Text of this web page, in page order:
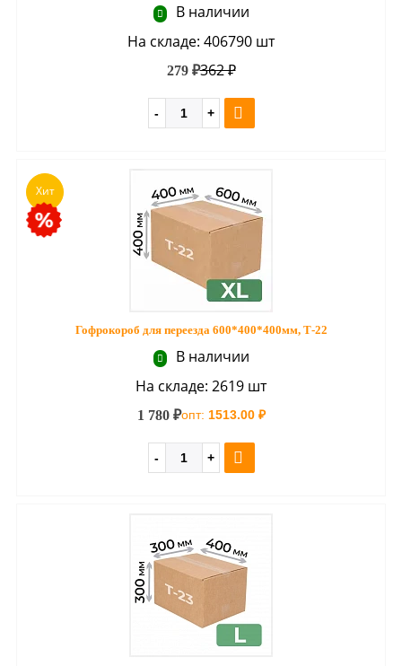
В наличии
На складе: 406790 шт
362 ₽
279 ₽
Хит
Гофрокороб для переезда 600*400*400мм, Т-22
В наличии
На складе: 2619 шт
1 780 ₽опт: 1513.00 ₽